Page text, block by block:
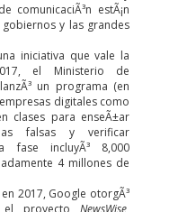
comunicaciÃ³n estÃ¡n
y las grandes
iniciativa que vale la
el Ministerio de
un programa (en
digitales como
clases para enseÃ±ar
falsas y verificar
fase incluyÃ³ 8,000
4 millones de
2017, Google otorgÃ³
el proyecto NewsWise,